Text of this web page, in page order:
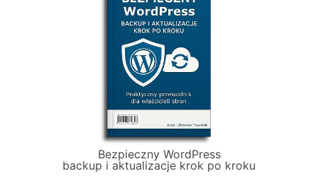
Bezpieczny WordPress
backup i aktualizacje krok po kroku